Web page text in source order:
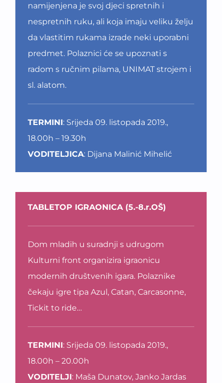
namijenjena je svoj djeci spretnih i
nespretnih ruku, ali koja imaju veliku želju
da vlastitim rukama izrade neki uporabni
predmet. Polaznici će se upoznati s
radom s ručnim pilama, UNIMAT strojem i
sl. alatom.
TERMINI: Srijeda 09. listopada 2019.,
18.00h – 19.30h
VODITELJICA: Dijana Malinić Mihelić
TABLETOP IGRAONICA (5.-8.r.OŠ)
Dom mladih u suradnji s udrugom
Kulturni front organizira igraonicu
modernih društvenih igara. Polaznike
čekaju igre tipa Azul, Catan, Carcasonne,
Tickit to ride…
TERMINI: Srijeda 09. listopada 2019.,
18.00h – 20.00h
VODITELJI: Maša Dunatov, Janko Jardas